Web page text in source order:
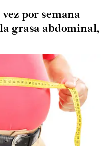
por semana
grasa abdominal,